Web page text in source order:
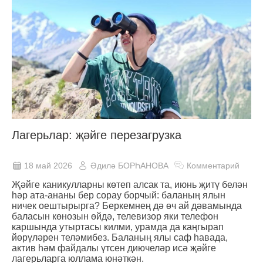
Лагерьлар: җәйге перезагрузка
18 май 2026 Әдилә БОРҺАНОВА Комментарий
Җәйге каникулларны көтеп алсак та, июнь җитү белән
һәр ата-ананы бер сорау борчый: баланың ялын
ничек оештырырга? Беркемнең дә өч ай дәвамында
баласын көнозын өйдә, телевизор яки телефон
каршында утыртасы килми, урамда да каңгырап
йөрүләрен теләмибез. Баланың ялы саф һавада,
актив һәм файдалы үтсен диючеләр исә җәйге
лагерьларга юллама юнәткән.